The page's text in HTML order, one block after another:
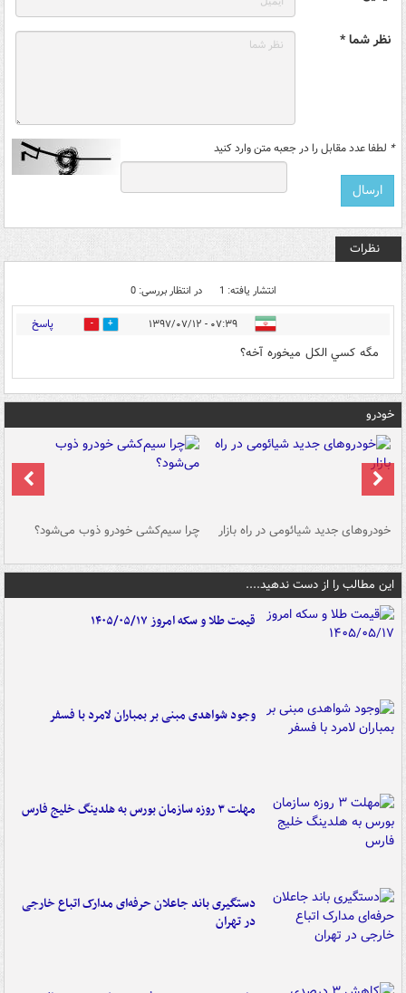
نظر شما *
* لطفا عدد مقابل را در جعبه متن وارد کنید
نظرات
انتشار یافته: 1 در انتظار بررسی: 0
۰۷:۳۹ - ۱۳۹۷/۰۷/۱۲ 0 پاسخ
مگه كسي الكل ميخوره آخه؟
خودرو
خودروهای جدید شیائومی در راه بازار چرا سیم‌کشی خودرو ذوب می‌شود؟
این مطالب را از دست ندهید....
قیمت طلا و سکه امروز ۱۴۰۵/۰۵/۱۷
وجود شواهدی مبنی بر بمباران لامرد با فسفر
مهلت ۳ روزه سازمان بورس به هلدینگ خلیج فارس
دستگیری باند جاعلان حرفه‌ای مدارک اتباع خارجی
در تهران